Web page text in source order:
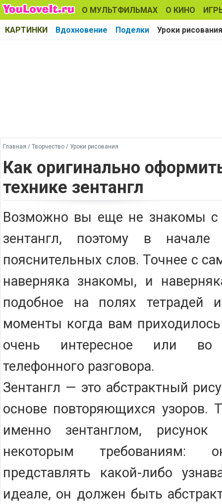
О МУЛЬТФИЛЬМАХ О КИНО
КАРТИНКИ Вдохновение Поделки Уроки рисования
Главная / Творчество / Уроки рисования
Как оригинально
технике зентангл
Возможно вы еще не знакомы с
зентангл, поэтому в начале
пояснительных слов. Точнее с
наверняка знакомы, и
подобное на полях тетрадей
моменты когда вам
очень интересное или во
телефонного разговора.
Зентангл — это абстрактный
основе повторяющихся узоров.
именно зентанглом, рисунок
некоторым
представлять какой-либо
идеале, он должен быть